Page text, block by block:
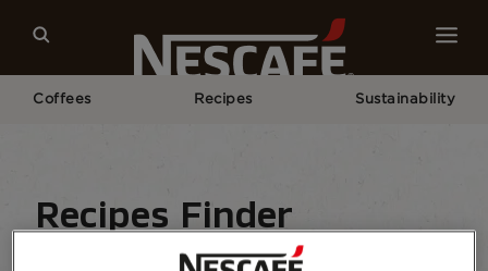
Coffees Recipes Sustainability
Recipes Finder